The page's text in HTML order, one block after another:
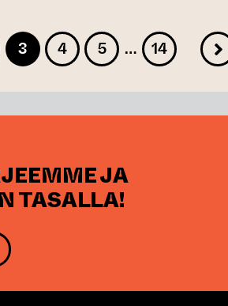
Sivu
3 Sivu
4 Sivu
5 … Sivu
14
JA
TASALLA!